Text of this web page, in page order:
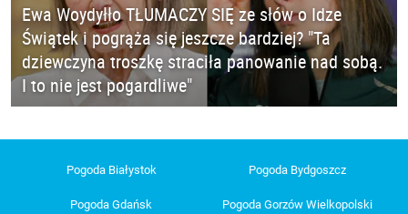
Ewa Woydyłło TŁUMACZY SIĘ ze słów o Idze
Świątek i pogrąża się jeszcze bardziej? "Ta
dziewczyna troszkę straciła panowanie nad sobą.
I to nie jest pogardliwe"
Pogoda Białystok Pogoda Bydgoszcz
Pogoda Gdańsk
Pogoda Gorzów Wielkopolski